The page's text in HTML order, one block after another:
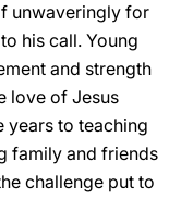
unwaveringly for
his call. Young
and strength
love of Jesus
years to teaching
family and friends
challenge put to